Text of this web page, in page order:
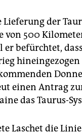
Lieferung der
von 500
er befürchtet,
hineingezogen
einen Antrag
das Taurus-
Laschet die